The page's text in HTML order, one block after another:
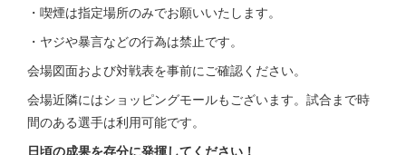
・喫煙は指定場所のみでお願いいたします。
・ヤジや暴言などの行為は禁止です。
会場図面および対戦表を事前にご確認ください。
会場近隣にはショッピングモールもございます。試合まで時
間のある選手は利用可能です。
日頃の成果を存分に発揮してください！